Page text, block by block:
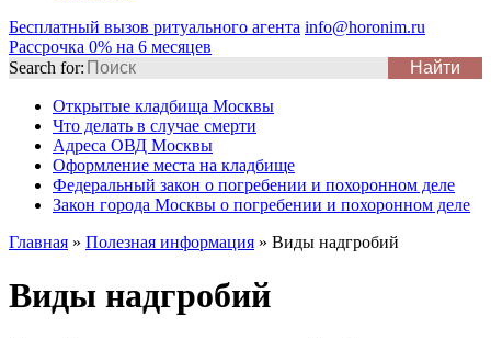
Бесплатный вызов ритуального агента info@horonim.ru
Рассрочка 0% на 6 месяцев
Search for:
Открытые кладбища Москвы
Что делать в случае смерти
Адреса ОВД Москвы
Оформление места на кладбище
Федеральный закон о погребении и похоронном деле
Закон города Москвы о погребении и похоронном деле
Главная » Полезная информация » Виды надгробий
Виды надгробий